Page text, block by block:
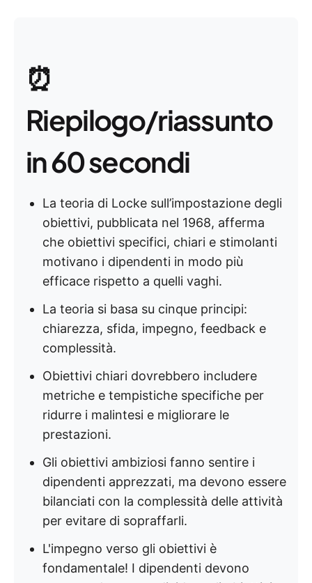
⏰
Riepilogo/riassunto
in 60 secondi
La teoria di Locke sull’impostazione degli
obiettivi, pubblicata nel 1968, afferma
che obiettivi specifici, chiari e stimolanti
motivano i dipendenti in modo più
efficace rispetto a quelli vaghi.
La teoria si basa su cinque principi:
chiarezza, sfida, impegno, feedback e
complessità.
Obiettivi chiari dovrebbero includere
metriche e tempistiche specifiche per
ridurre i malintesi e migliorare le
prestazioni.
Gli obiettivi ambiziosi fanno sentire i
dipendenti apprezzati, ma devono essere
bilanciati con la complessità delle attività
per evitare di sopraffarli.
L'impegno verso gli obiettivi è
fondamentale! I dipendenti devono